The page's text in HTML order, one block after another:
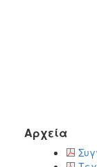
Ο
Αρχεία